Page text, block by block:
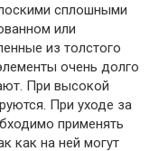
сплошными
или
из толстого
очень долго
При высокой
При уходе за
применять
как на ней могут